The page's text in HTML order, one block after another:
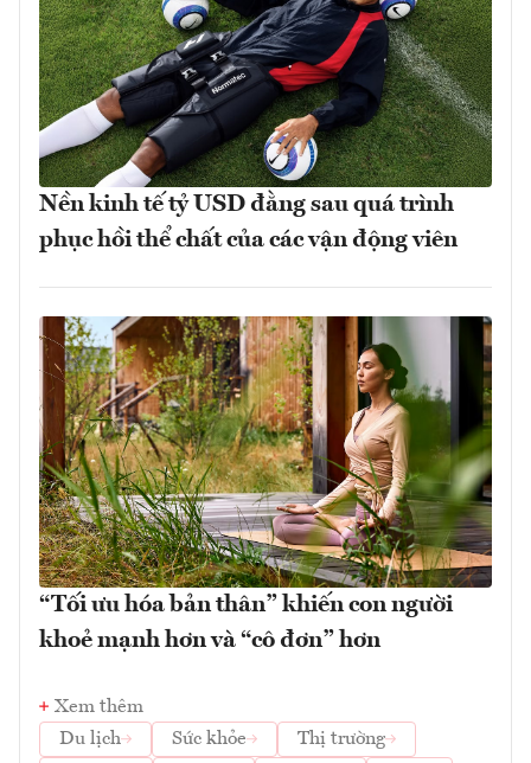
Nền kinh tế tỷ USD đằng sau quá trình
phục hồi thể chất của các vận động viên
“Tối ưu hóa bản thân” khiến con người
khoẻ mạnh hơn và “cô đơn” hơn
Xem thêm
Du lịch
Sức khỏe
Thị trường